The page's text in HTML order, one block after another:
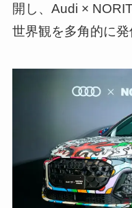
開し、Audi ×
世界観を多角的に発